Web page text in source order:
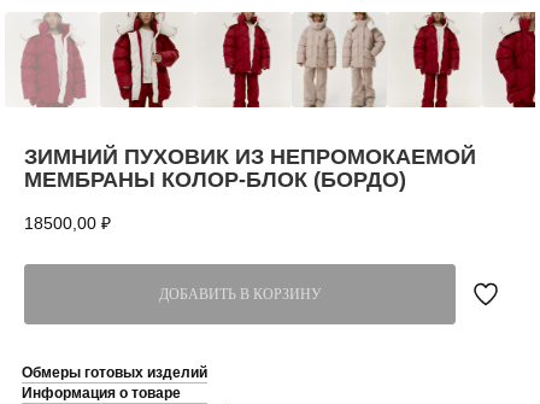
ЗИМНИЙ ПУХОВИК ИЗ НЕПРОМОКАЕМОЙ
МЕМБРАНЫ КОЛОР-БЛОК (БОРДО)
18500,00 ₽
ДОБАВИТЬ В КОРЗИНУ
Обмеры готовых изделий
Информация о товаре